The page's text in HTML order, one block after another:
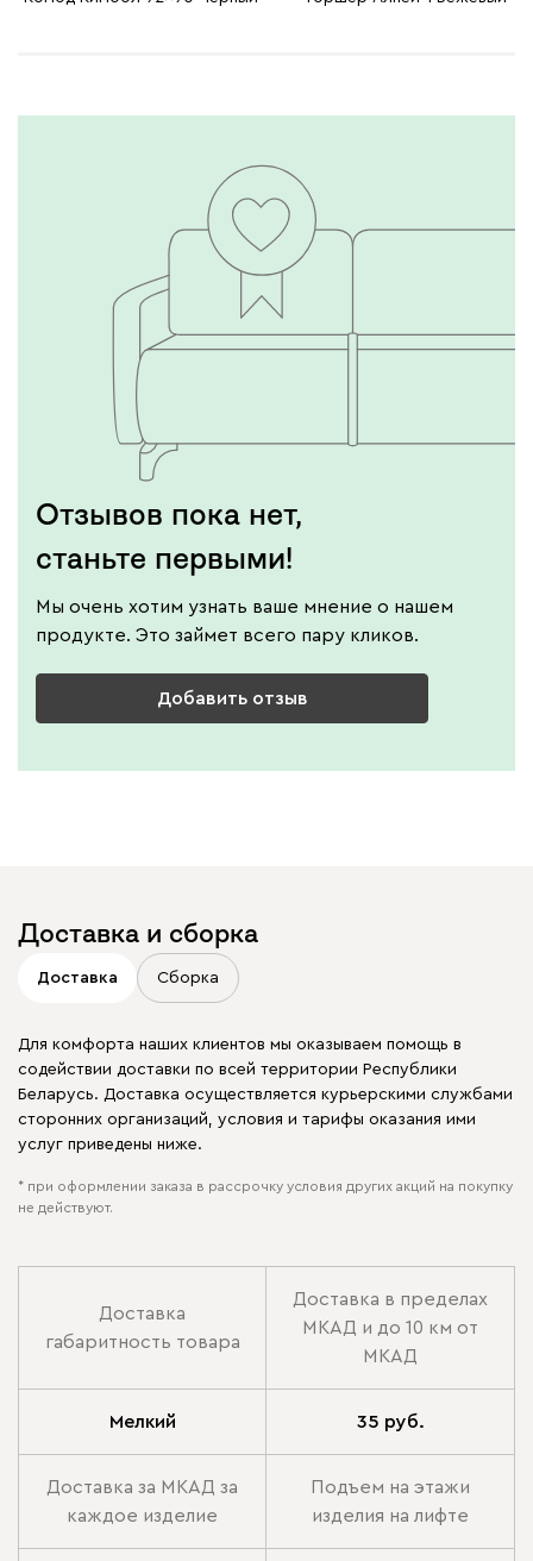
Отзывов пока нет,
станьте первыми!
Мы очень хотим узнать ваше мнение о нашем
продукте. Это займет всего пару кликов.
Добавить отзыв
Доставка и сборка
Доставка Сборка
Для комфорта наших клиентов мы оказываем помощь в
содействии доставки по всей территории Республики
Беларусь. Доставка осуществляется курьерскими службами
сторонних организаций, условия и тарифы оказания ими
услуг приведены ниже.
* при оформлении заказа в рассрочку условия других акций на покупку
не действуют.
Доставка
габаритность товара
Доставка в пределах
МКАД и до 10 км от
МКАД
Мелкий 35 руб.
Доставка за МКАД за
каждое изделие
Подъем на этажи
изделия на лифте